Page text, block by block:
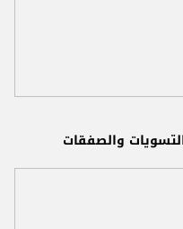
التسويات والصفقات